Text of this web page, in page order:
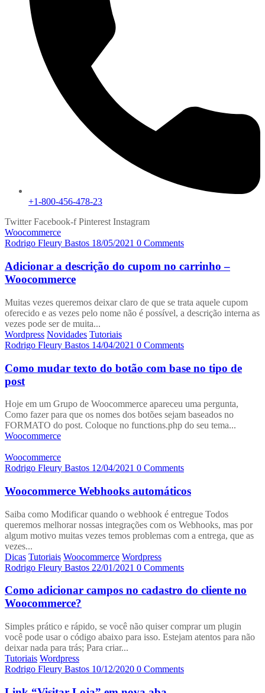
+1-800-456-478-23
Twitter Facebook-f Pinterest Instagram
Woocommerce
Rodrigo Fleury Bastos 18/05/2021 0 Comments
Adicionar a descrição do cupom no carrinho –
Woocommerce
Muitas vezes queremos deixar claro de que se trata aquele cupom
oferecido e as vezes pelo nome não é possível, a descrição interna as
vezes pode ser de muita...
Wordpress Novidades Tutoriais
Rodrigo Fleury Bastos 14/04/2021 0 Comments
Como mudar texto do botão com base no tipo de
post
Hoje em um Grupo de Woocommerce apareceu uma pergunta,
Como fazer para que os nomes dos botões sejam baseados no
FORMATO do post. Coloque no functions.php do seu tema...
Woocommerce
Woocommerce
Rodrigo Fleury Bastos 12/04/2021 0 Comments
Woocommerce Webhooks automáticos
Saiba como Modificar quando o webhook é entregue Todos
queremos melhorar nossas integrações com os Webhooks, mas por
algum motivo muitas vezes temos problemas com a entrega, que as
vezes...
Dicas Tutoriais Woocommerce Wordpress
Rodrigo Fleury Bastos 22/01/2021 0 Comments
Como adicionar campos no cadastro do cliente no
Woocommerce?
Simples prático e rápido, se você não quiser comprar um plugin
você pode usar o código abaixo para isso. Estejam atentos para não
deixar nada para trás; Para criar...
Tutoriais Wordpress
Rodrigo Fleury Bastos 10/12/2020 0 Comments